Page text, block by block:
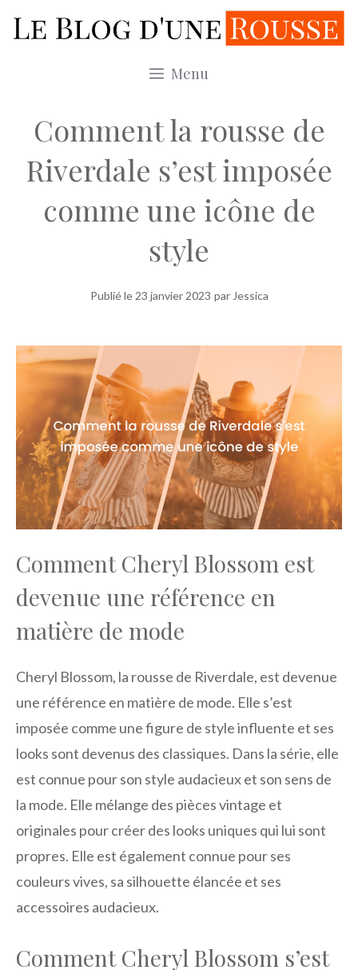
au
Menu
Comment la rousse de
Riverdale s’est imposée
comme une icône de
style
Publié le 23 janvier 2023 par Jessica
Comment Cheryl Blossom est
devenue une référence en
matière de mode
Cheryl Blossom, la rousse de Riverdale, est devenue
une référence en matière de mode. Elle s’est
imposée comme une figure de style influente et ses
looks sont devenus des classiques. Dans la série, elle
est connue pour son style audacieux et son sens de
la mode. Elle mélange des pièces vintage et
originales pour créer des looks uniques qui lui sont
propres. Elle est également connue pour ses
couleurs vives, sa silhouette élancée et ses
accessoires audacieux.
Comment Cheryl Blossom s’est